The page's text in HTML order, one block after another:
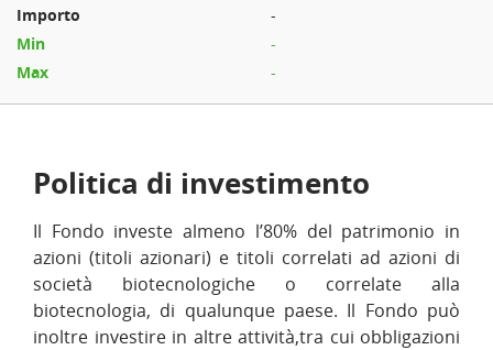
-
-
-
Politica di investimento
Il Fondo investe almeno l’80% del patrimonio in
azioni (titoli azionari) e titoli correlati ad azioni di
società biotecnologiche o correlate alla
biotecnologia, di qualunque paese. Il Fondo può
inoltre investire in altre attività,tra cui obbligazioni